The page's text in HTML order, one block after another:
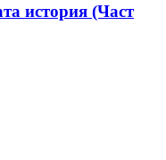
история (Част